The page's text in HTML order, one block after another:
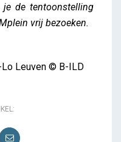
de tentoonstelling
vrij bezoeken.
Leuven © B-ILD